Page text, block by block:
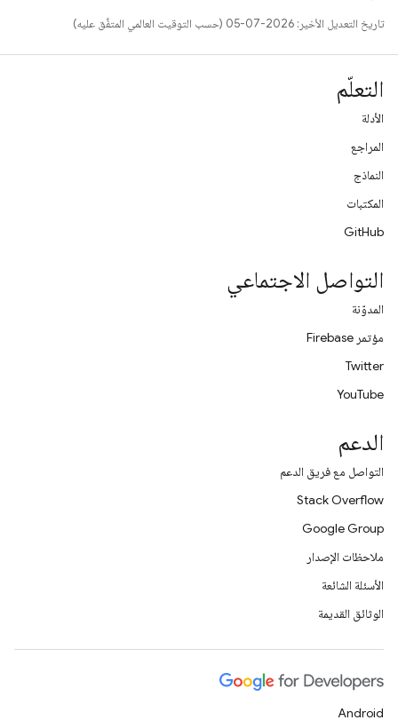
تاريخ التعديل الأخير: 2026-07-05 (حسب التوقيت العالمي المتفَّق عليه)
التعلّم
الأدلة
المراجع
النماذج
المكتبات
GitHub
التواصل الاجتماعي
المدوّنة
مؤتمر Firebase
Twitter
YouTube
الدعم
التواصل مع فريق الدعم
Stack Overflow
Google Group
ملاحظات الإصدار
الأسئلة الشائعة
الوثائق القديمة
Android